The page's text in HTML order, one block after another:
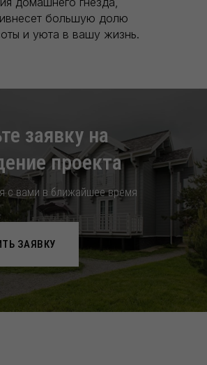
большую долю
и уюта в вашу жизнь.
заявку на
проекта
с вами в ближайшее время
ЗАЯВКУ